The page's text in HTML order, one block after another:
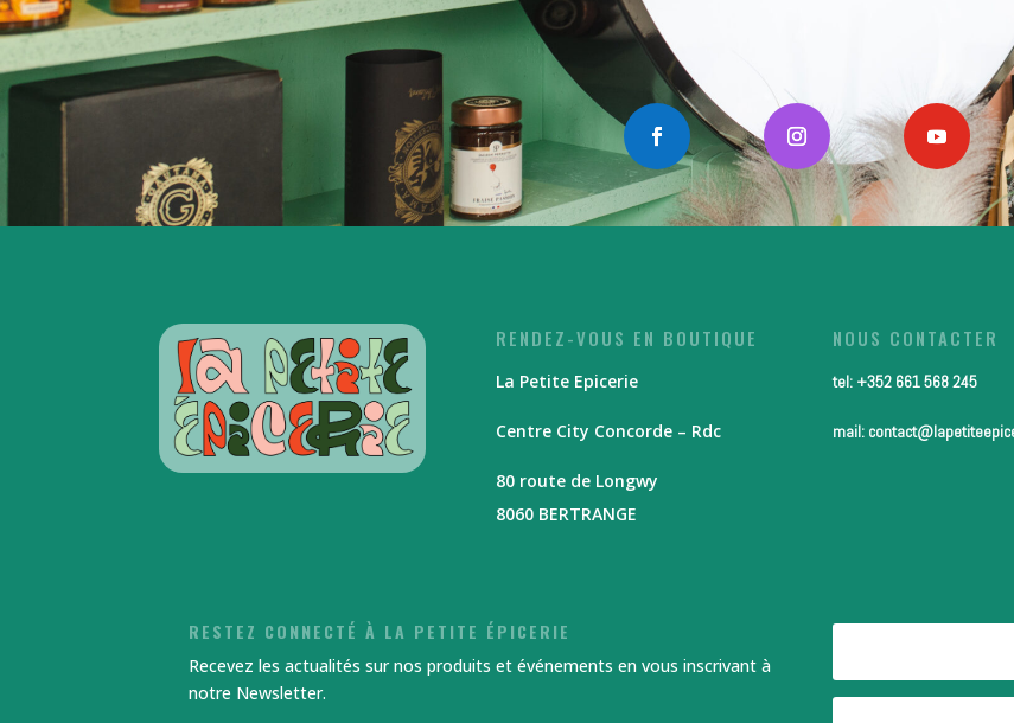
RENDEZ-VOUS EN BOUTIQUE
La Petite Epicerie
Centre City Concorde – Rdc
80 route de Longwy
8060 BERTRANGE
NOUS CONTACTER
tel: +352 661 568 245
mail:
RESTEZ CONNECTÉ À LA PETITE ÉPICERIE
Recevez les actualités sur nos produits et événements en vous inscrivant à
notre Newsletter.